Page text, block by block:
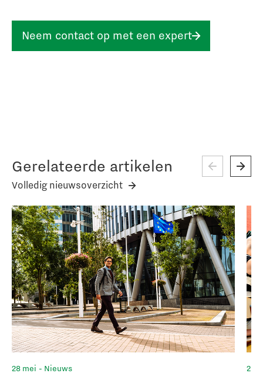
Neem contact op met een expert
Gerelateerde artikelen
Volledig nieuwsoverzicht
28 mei - Nieuws 20